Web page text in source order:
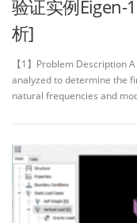
验证实例Eigen-
析]
【1】Problem Description
analyzed to determine the
natural frequencies and